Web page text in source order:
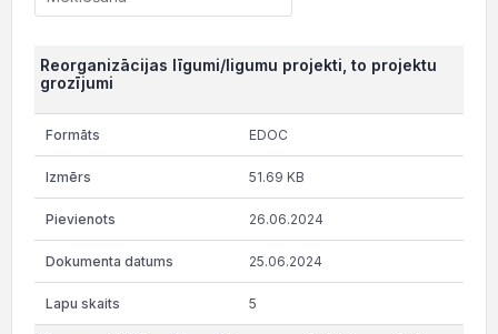
Reorganizācijas līgumi/ligumu projekti, to projektu
grozījumi
EDOC
51.69 KB
26.06.2024
25.06.2024
5